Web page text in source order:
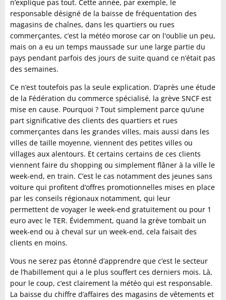
n’explique pas tout. Cette année, par exemple, le
responsable désigné de la baisse de fréquentation des
magasins de chaînes, dans les quartiers ou rues
commerçantes, c’est la météo morose car on l'oublie un peu,
mais on a eu un temps maussade sur une large partie du
pays pendant parfois des jours de suite quand ce n’était pas
des semaines.
Ce n’est toutefois pas la seule explication. D’après une étude
de la Fédération du commerce spécialisé, la grève SNCF est
mise en cause. Pourquoi ? Tout simplement parce qu’une
part significative des clients des quartiers et rues
commerçantes dans les grandes villes, mais aussi dans les
villes de taille moyenne, viennent des petites villes ou
villages aux alentours. Et certains certains de ces clients
viennent faire du shopping ou simplement flâner à la ville le
week-end, en train. C’est le cas notamment des jeunes sans
voiture qui profitent d’offres promotionnelles mises en place
par les conseils régionaux notamment, qui leur
permettent de voyager le week-end gratuitement ou pour 1
euro avec le TER. Évidemment, quand la grève tombait un
week-end ou à cheval sur un week-end, cela faisait des
clients en moins.
Vous ne serez pas étonné d’apprendre que c’est le secteur
de l’habillement qui a le plus souffert ces derniers mois. Là,
pour le coup, c’est clairement la météo qui est responsable.
La baisse du chiffre d’affaires des magasins de vêtements et